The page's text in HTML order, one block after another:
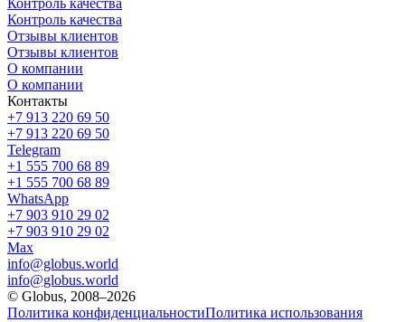
Контроль качества
Контроль качества
Отзывы клиентов
Отзывы клиентов
О компании
О компании
Контакты
+7 913 220 69 50
+7 913 220 69 50
Telegram
+1 555 700 68 89
+1 555 700 68 89
WhatsApp
+7 903 910 29 02
+7 903 910 29 02
Max
info@globus.world
info@globus.world
© Globus, 2008–2026
Политика конфиденциальностиПолитика использования